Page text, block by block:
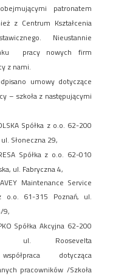
patronatem
z Centrum Kształcenia
Nieustannie
pracy nowych firm
z nami.
umowy dotyczące
– szkoła z następującymi
Spółka z o.o. 62-200
Słoneczna 29,
Spółka z o.o. 62-010
ul. Fabryczna 4,
Maintenance Service
o.o. 61-315 Poznań, ul.
9,
Spółka Akcyjna 62-200
ul. Roosevelta
dotycząca
pracowników /Szkoła